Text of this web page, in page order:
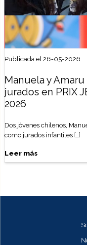
Publicada el 26-05-2026
Manuela y
jurados en PRIX
2026
Dos jóvenes chilenos,
como jurados infantiles […]
Leer más